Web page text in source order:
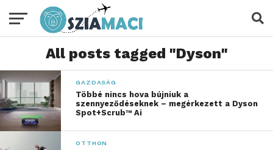
All posts tagged "Dyson"
GAZDASÁG
Többé nincs hova bújniuk a
szennyeződéseknek – megérkezett a Dyson
Spot+Scrub™ Ai
OTTHON